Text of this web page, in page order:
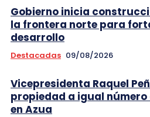
Gobierno inicia
la frontera norte para
desarrollo
Destacadas 09/08/2026
Vicepresidenta Raquel
propiedad a igual
en Azua